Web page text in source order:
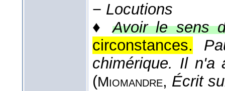
− Locutions
♦Avoir le sens
circonstances.
chimérique. Il n'a
(Miomandre, Écrit